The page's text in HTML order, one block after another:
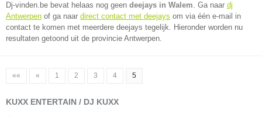
Dj-vinden.be bevat helaas nog geen deejays in Walem. Ga naar dj
Antwerpen of ga naar direct contact met deejays om via één e-mail in
contact te komen met meerdere deejays tegelijk. Hieronder worden nu
resultaten getoond uit de provincie Antwerpen.
«« « 1 2 3 4 5
KUXX ENTERTAIN / DJ KUXX